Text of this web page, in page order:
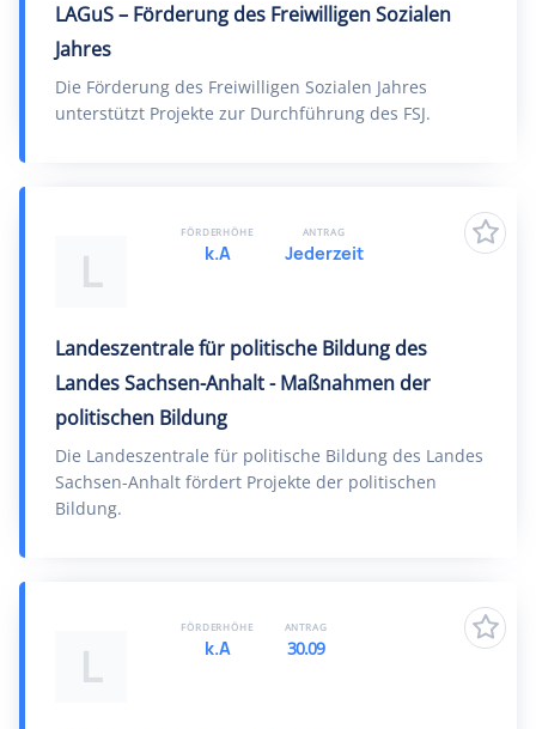
LAGuS – Förderung des Freiwilligen Sozialen
Jahres
Die Förderung des Freiwilligen Sozialen Jahres
unterstützt Projekte zur Durchführung des FSJ.
L
Landeszentrale für politische Bildung des
Landes Sachsen-Anhalt - Maßnahmen der
politischen Bildung
Die Landeszentrale für politische Bildung des Landes
Sachsen-Anhalt fördert Projekte der politischen
Bildung.
FÖRDERHÖHE
k.A
ANTRAG
Jederzeit
L
FÖRDERHÖHE
k.A
ANTRAG
30.09